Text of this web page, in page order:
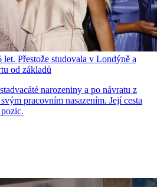
Přestože studovala v Londýně a
od základů
narozeniny a po návratu z
pracovním nasazením. Její cesta